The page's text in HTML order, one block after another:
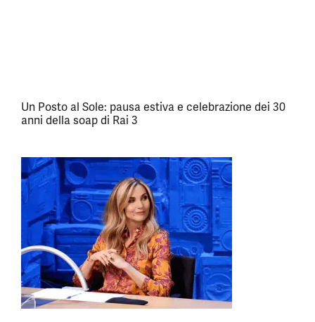
Un Posto al Sole: pausa estiva e celebrazione dei 30
anni della soap di Rai 3